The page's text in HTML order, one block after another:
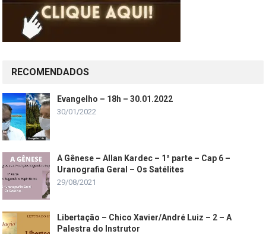
RECOMENDADOS
Evangelho – 18h – 30.01.2022
30/01/2022
A Gênese – Allan Kardec – 1ª parte – Cap 6 –
Uranografia Geral – Os Satélites
29/08/2021
Libertação – Chico Xavier/André Luiz – 2 – A
Palestra do Instrutor